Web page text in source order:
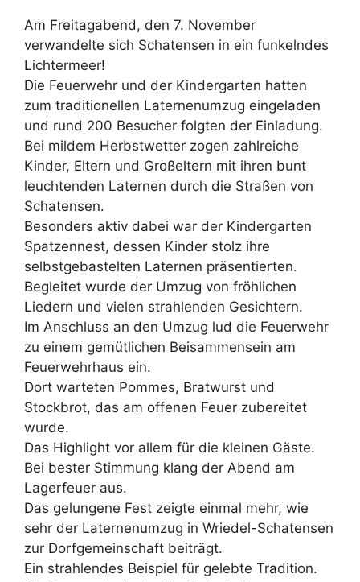
Am Freitagabend, den 7. November
verwandelte sich Schatensen in ein funkelndes
Lichtermeer!
Die Feuerwehr und der Kindergarten hatten
zum traditionellen Laternenumzug eingeladen
und rund 200 Besucher folgten der Einladung.
Bei mildem Herbstwetter zogen zahlreiche
Kinder, Eltern und Großeltern mit ihren bunt
leuchtenden Laternen durch die Straßen von
Schatensen.
Besonders aktiv dabei war der Kindergarten
Spatzennest, dessen Kinder stolz ihre
selbstgebastelten Laternen präsentierten.
Begleitet wurde der Umzug von fröhlichen
Liedern und vielen strahlenden Gesichtern.
Im Anschluss an den Umzug lud die Feuerwehr
zu einem gemütlichen Beisammensein am
Feuerwehrhaus ein.
Dort warteten Pommes, Bratwurst und
Stockbrot, das am offenen Feuer zubereitet
wurde.
Das Highlight vor allem für die kleinen Gäste.
Bei bester Stimmung klang der Abend am
Lagerfeuer aus.
Das gelungene Fest zeigte einmal mehr, wie
sehr der Laternenumzug in Wriedel-Schatensen
zur Dorfgemeinschaft beiträgt.
Ein strahlendes Beispiel für gelebte Tradition.